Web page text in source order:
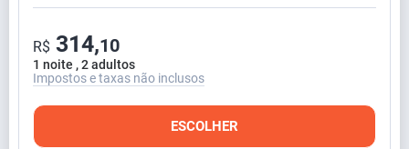
1 noite , 2 adultos
R$ 314,10
Impostos e taxas não inclusos
ESCOLHER